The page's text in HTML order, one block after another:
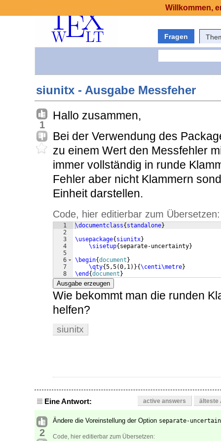
Fragen
siunitx - Ausgabe Messfeher
1
Hallo zusammen,
Bei der Verwendung des
zu einem Wert den Messfehler
immer vollständig in runde
Fehler aber nicht Klammern
Einheit darstellen.
Code, hier editierbar zum Übersetzen:
1
2
3
4
5
6
7
8
\documentclass{ standalone}
\usepackage{ siunitx}
\sisetup{ separate-uncertainty}
\begin{document }
\qty{5,5(0,1)}{\centi\metre}
\end {document }
Ausgabe erzeugen
Wie bekommt man die runden
helfen?
siunitx
Eine Antwort: active answers älteste
2
Ändere die Voreinstellung der Option separate-
Code, hier editierbar zum Übersetzen:
Willkommen,